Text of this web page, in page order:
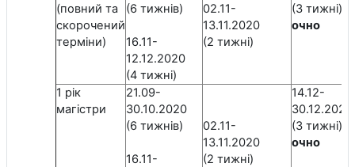
(повний та
скорочений
терміни)
(6 тижнів)
16.11-
12.12.2020
(4 тижні)
02.11-
13.11.2020
(2 тижні)
(3 тижні)
очно
1 рік
магістри
21.09-
30.10.2020
(6 тижнів)
16.11-
02.11-
13.11.2020
(2 тижні)
14.12-
(3 тижні)
очно